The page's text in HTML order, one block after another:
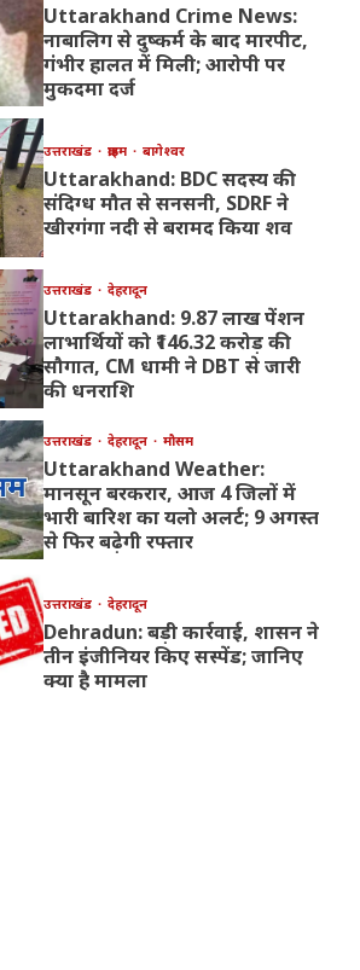
Uttarakhand Crime News:
नाबालिग से दुष्कर्म के बाद मारपीट,
गंभीर हालत में मिली; आरोपी पर
मुकदमा दर्ज
उत्तराखंड क्राइम बागेश्वर
Uttarakhand: BDC सदस्य की
संदिग्ध मौत से सनसनी, SDRF ने
खीरगंगा नदी से बरामद किया शव
उत्तराखंड देहरादून
Uttarakhand: 9.87 लाख पेंशन
लाभार्थियों को ₹146.32 करोड़ की
सौगात, CM धामी ने DBT से जारी
की धनराशि
उत्तराखंड देहरादून मौसम
Uttarakhand Weather:
मानसून बरकरार, आज 4 जिलों में
भारी बारिश का यलो अलर्ट; 9 अगस्त
से फिर बढ़ेगी रफ्तार
उत्तराखंड देहरादून
Dehradun: बड़ी कार्रवाई, शासन ने
तीन इंजीनियर किए सस्पेंड; जानिए
क्या है मामला